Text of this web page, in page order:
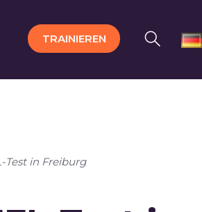
TRAINIEREN
Test in Freiburg